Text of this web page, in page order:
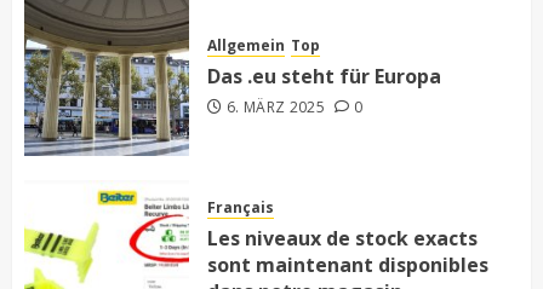
Allgemein Top
Das .eu steht für Europa
6. MÄRZ 2025 0
Français
Les niveaux de stock exacts
sont maintenant disponibles